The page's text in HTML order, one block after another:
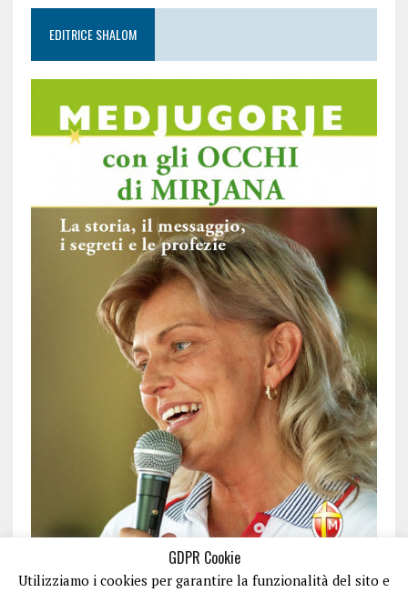
EDITRICE SHALOM
GDPR Cookie
Utilizziamo i cookies per garantire la funzionalità del sito e